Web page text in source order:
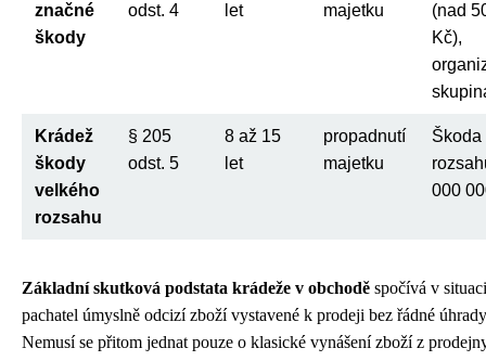
značné
škody
odst. 4
let
majetku
(nad
Kč),
Krádež
škody
velkého
rozsahu
§ 205
odst. 5
8 až 15
let
propadnutí
majetku
Škoda
000
Základní skutková podstata krádeže v obchodě spočívá v
pachatel úmyslně odcizí zboží vystavené k prodeji bez řádné
Nemusí se přitom jednat pouze o klasické vynášení zboží z